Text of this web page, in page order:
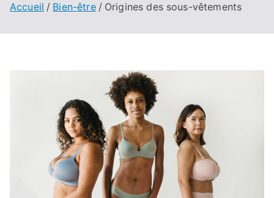
Accueil Bien-être Origines des sous-vêtements